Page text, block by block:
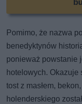
Pomimo, że nazwa
benedyktynów
ponieważ powstanie
hotelowych. Okazuje
tost z masłem,
holenderskiego